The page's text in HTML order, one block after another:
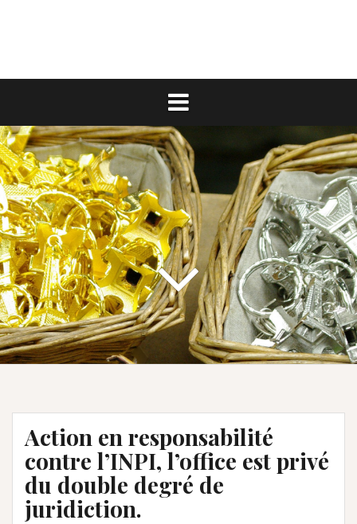
Action en responsabilité
contre l’INPI, l’office est privé
du double degré de
juridiction.